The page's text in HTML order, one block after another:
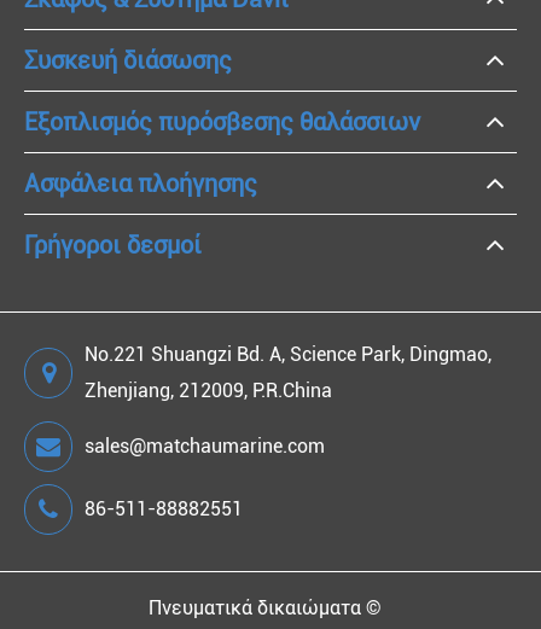
Συσκευή διάσωσης
Εξοπλισμός πυρόσβεσης θαλάσσιων
Ασφάλεια πλοήγησης
Γρήγοροι δεσμοί
No.221 Shuangzi Bd. A, Science Park, Dingmao,
Zhenjiang, 212009, P.R.China
sales@matchaumarine.com
86-511-88882551
Πνευματικά δικαιώματα ©